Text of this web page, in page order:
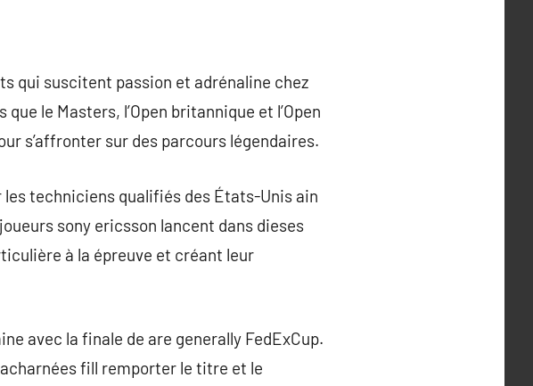
qui suscitent passion et adrénaline chez
le Masters, l’Open britannique et l’Open
s’affronter sur des parcours légendaires.
techniciens qualifiés des États-Unis ain
sony ericsson lancent dans dieses
à la épreuve et créant leur
avec la finale de are generally FedExCup.
fill remporter le titre et le